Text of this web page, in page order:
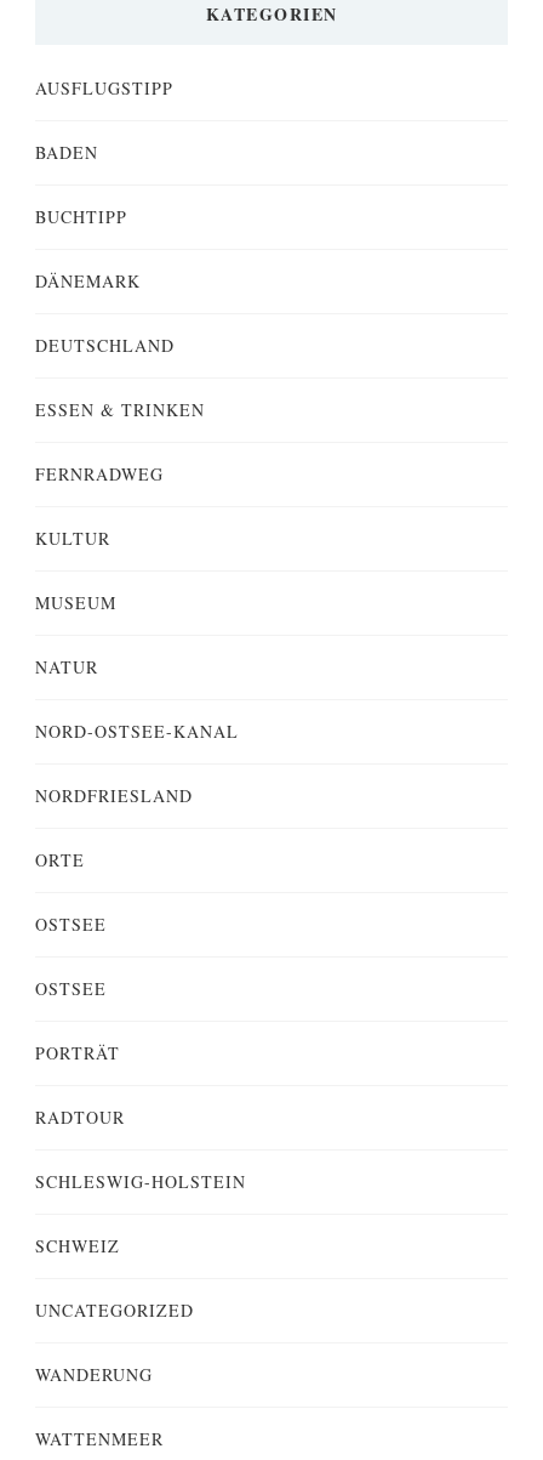
KATEGORIEN
AUSFLUGSTIPP
BADEN
BUCHTIPP
DÄNEMARK
DEUTSCHLAND
ESSEN & TRINKEN
FERNRADWEG
KULTUR
MUSEUM
NATUR
NORD-OSTSEE-KANAL
NORDFRIESLAND
ORTE
OSTSEE
OSTSEE
PORTRÄT
RADTOUR
SCHLESWIG-HOLSTEIN
SCHWEIZ
UNCATEGORIZED
WANDERUNG
WATTENMEER